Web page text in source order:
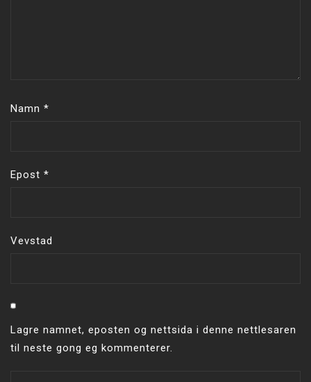
Namn *
Epost *
Vevstad
Lagre namnet, eposten og nettsida i denne nettlesaren
til neste gong eg kommenterer.